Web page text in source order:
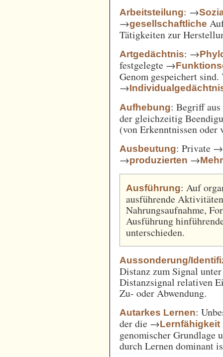
Arbeitsteilung: →
→gesellschaftliche
Tätigkeiten zur
Artgedächtnis: →
festgelegte →
Genom gespeichert sind.
→
Aufhebung: Begriff
der gleichzeitig
(von Erkenntnissen
Ausbeutung: Private →
→produzierten →
Ausführung: Auf
ausführende
Nahrungsaufnahme,
Ausführung
unterschieden.
Aussonderung/
Distanz zum Signal
Distanzsignal relativen
Zu- oder Abwendung.
Autarkes Lernen:
der die →Lernfähigkeit
genomischer Grundlage
durch Lernen dominant